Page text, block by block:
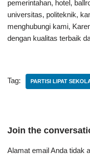
pemerintahan, hotel,
universitas, politeknik,
menghubungi kami,
dengan kualitas terbaik
Tag: PARTISI LIPAT
Join the
Alamat email Anda tidak